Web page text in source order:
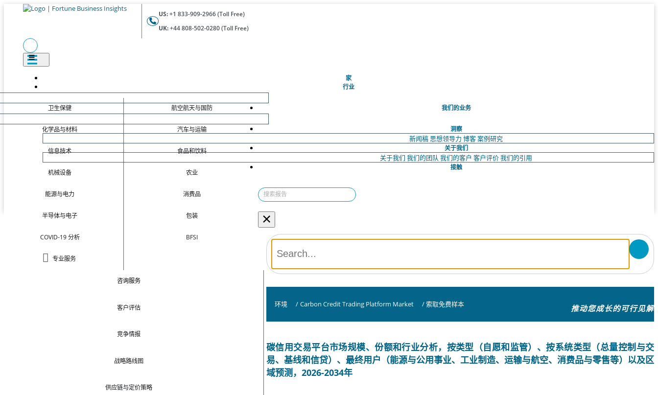
US:+1 833-909-2966 (Toll Free)
UK:+44 808-502-0280 (Toll Free)
家(当前的)
行业
卫生保健
化学品与材料
信息技术
机械设备
能源与电力
半导体与电子
COVID-19 分析
专业服务
航空航天与国防
汽车与运输
食品和饮料
农业
消费品
包装
BFSI
我们的业务
咨询服务
客户评估
竞争情报
战略路线图
供应链与定价策略
洞察
新闻稿 思想领导力 博客案例研究
关于我们
关于我们 我们的团队 我们的客户 客户评价我们的引用
接触
×
环境 / Carbon Credit Trading Platform Market / 索取免费样本 推动您成长的可行见解
碳信用交易平台市场规模、份额和行业分析，按类型（自愿和监管）、按系统类型（总量控制与交
易、基线和信贷）、最终用户（能源与公用事业、工业制造、运输与航空、消费品与零售等）以及区
域预测，2026-2034年